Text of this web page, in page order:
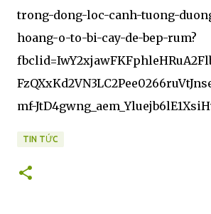
trong-dong-loc-canh-tuong-
hoang-o-to-bi-cay-de-bep-rum?
mf-
TIN TỨC